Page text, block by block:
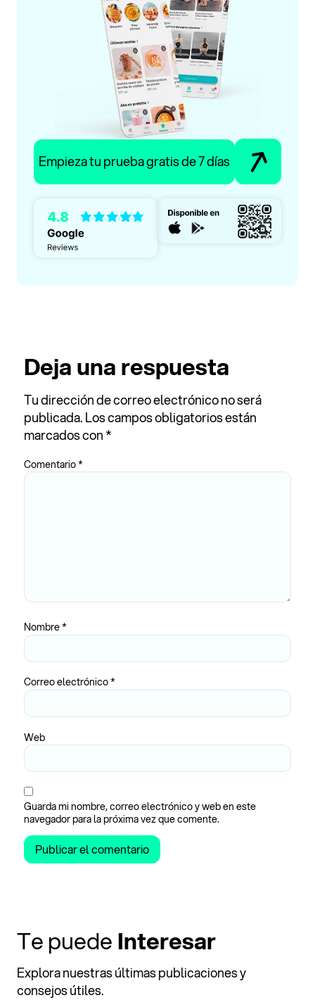
Empieza tu prueba gratis de 7 días
Deja una respuesta
Tu dirección de correo electrónico no será
publicada.Los campos obligatorios están
marcados con*
Comentario*
Nombre*
Correo electrónico*
Web
Guarda mi nombre, correo electrónico y web en este
navegador para la próxima vez que comente.
Te puedeInteresar
Explora nuestras últimas publicaciones y
consejos útiles.